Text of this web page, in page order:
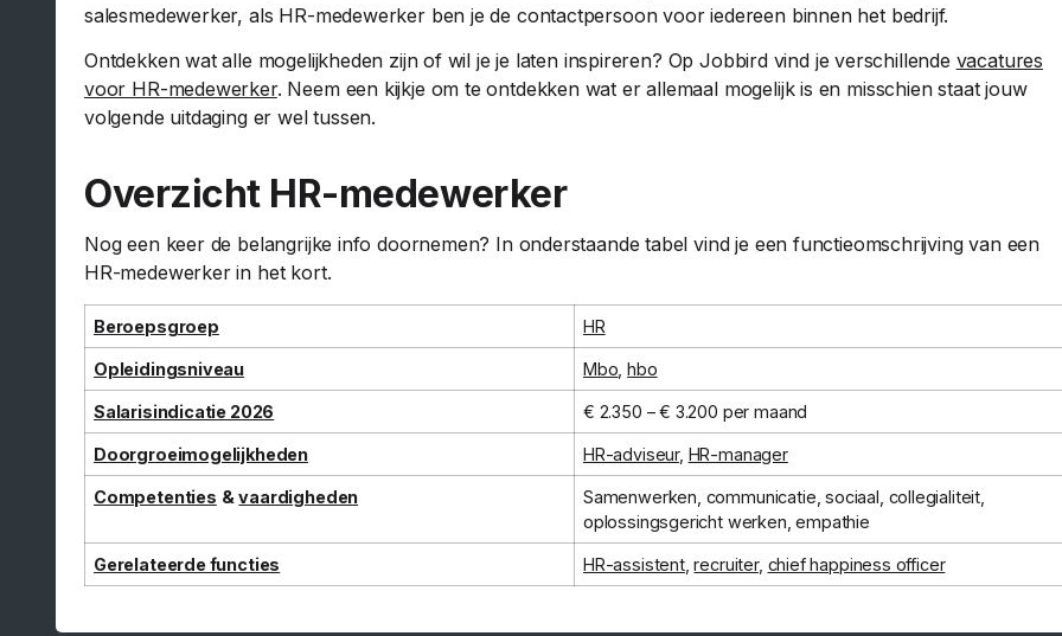
salesmedewerker, als HR-medewerker ben je de contactpersoon voor iedereen binnen het bedrijf.
Ontdekken wat alle mogelijkheden zijn of wil je je laten inspireren? Op Jobbird vind je verschillende vacatures
voor HR-medewerker. Neem een kijkje om te ontdekken wat er allemaal mogelijk is en misschien staat jouw
volgende uitdaging er wel tussen.
Overzicht HR-medewerker
Nog een keer de belangrijke info doornemen? In onderstaande tabel vind je een functieomschrijving van een
HR-medewerker in het kort.
Beroepsgroep HR
Opleidingsniveau Mbo ,hbo
Salarisindicatie 2026 € 2.350 – € 3.200 per maand
Doorgroeimogelijkheden HR-adviseur, HR-manager
Competenties & vaardigheden
Samenwerken, communicatie, sociaal, collegialiteit,
oplossingsgericht werken, empathie
Gerelateerde functies HR-assistent,recruiter, chief happiness officer